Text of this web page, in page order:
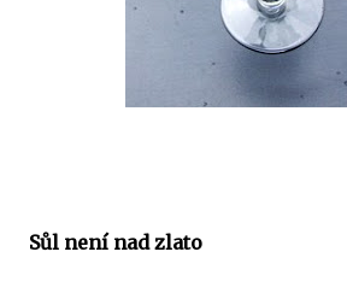
Sůl není nad zlato